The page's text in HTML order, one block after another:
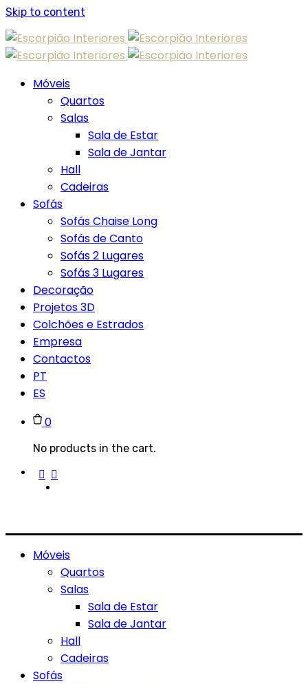
Skip to content
Móveis
Quartos
Salas
Sala de Estar
Sala de Jantar
Hall
Cadeiras
Sofás
Sofás Chaise Long
Sofás de Canto
Sofás 2 Lugares
Sofás 3 Lugares
Decoração
Projetos 3D
Colchões e Estrados
Empresa
Contactos
PT
ES
0
No products in the cart.
Móveis
Quartos
Salas
Sala de Estar
Sala de Jantar
Hall
Cadeiras
Sofás